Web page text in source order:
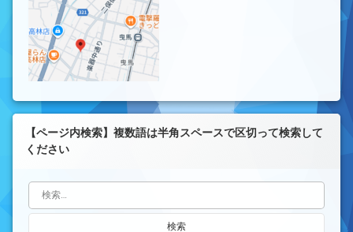
【ページ内検索】複数語は半角スペースで区切って検索して
ください
検索: